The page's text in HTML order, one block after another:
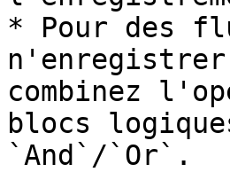
* Pour des
combinez
blocs
`And`/`Or`.